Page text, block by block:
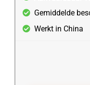
Gemiddelde
Werkt in China